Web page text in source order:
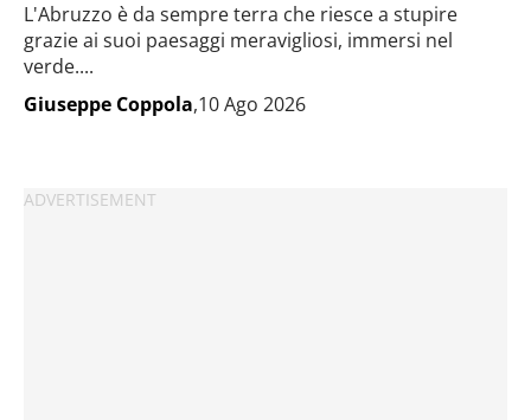
L'Abruzzo è da sempre terra che riesce a stupire
grazie ai suoi paesaggi meravigliosi, immersi nel
verde....
Giuseppe Coppola,10 Ago 2026